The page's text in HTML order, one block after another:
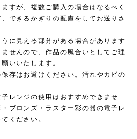
すが、複数ご購入の場合はなるべく
できるかぎりの配慮をしてお送りさ
に見える部分がある場合があります
せんので、作品の風合いとしてご理
いいたします。
保存はお避けください。汚れやカビの
レンジの使用はおすすめできませ
ブロンズ・ラスター彩の器の電子レ
ください。